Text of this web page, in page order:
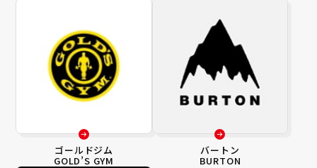
ゴールドジム
GOLD’S GYM
バートン
BURTON